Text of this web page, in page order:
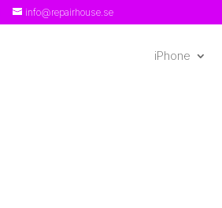
info@repairhouse.se
iPhone